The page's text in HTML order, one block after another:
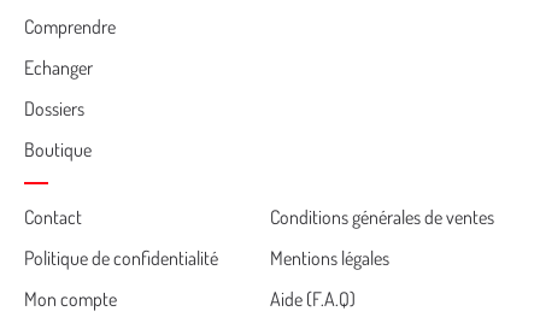
Comprendre
Echanger
Dossiers
Boutique
Cemea
footer
Contact
Conditions générales de ventes
Politique de confidentialité
Mentions légales
Mon compte
Aide (F.A.Q)